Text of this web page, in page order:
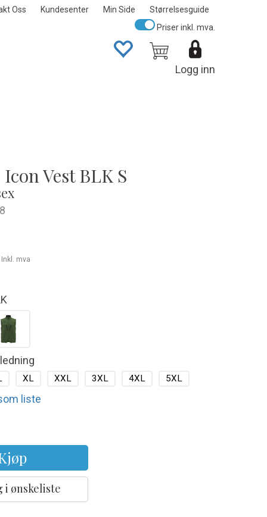
Oss Kundesenter Min Side Størrelsesguide
Logg inn
Priser inkl. mva.
Vest BLK S
Inkl. mva
XL XXL 3XL 4XL 5XL
liste
i ønskeliste